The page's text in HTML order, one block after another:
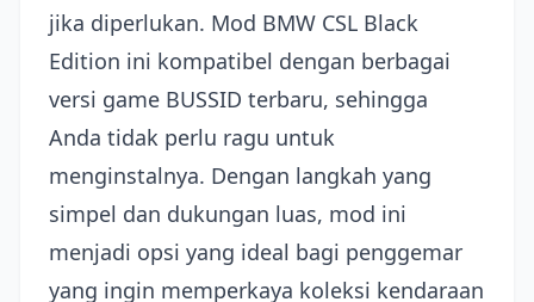
jika diperlukan. Mod BMW CSL Black
Edition ini kompatibel dengan berbagai
versi game BUSSID terbaru, sehingga
Anda tidak perlu ragu untuk
menginstalnya. Dengan langkah yang
simpel dan dukungan luas, mod ini
menjadi opsi yang ideal bagi penggemar
yang ingin memperkaya koleksi kendaraan